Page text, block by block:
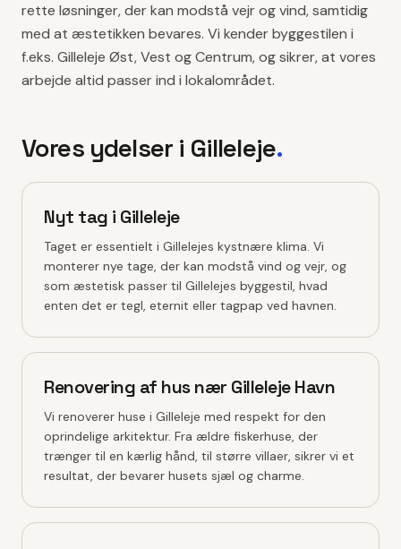
rette løsninger, der kan modstå vejr og vind, samtidig
med at æstetikken bevares. Vi kender byggestilen i
f.eks. Gilleleje Øst, Vest og Centrum, og sikrer, at vores
arbejde altid passer ind i lokalområdet.
Vores ydelser i Gilleleje.
Nyt tag i Gilleleje
Taget er essentielt i Gillelejes kystnære klima. Vi
monterer nye tage, der kan modstå vind og vejr, og
som æstetisk passer til Gillelejes byggestil, hvad
enten det er tegl, eternit eller tagpap ved havnen.
Renovering af hus nær Gilleleje Havn
Vi renoverer huse i Gilleleje med respekt for den
oprindelige arkitektur. Fra ældre fiskerhuse, der
trænger til en kærlig hånd, til større villaer, sikrer vi et
resultat, der bevarer husets sjæl og charme.